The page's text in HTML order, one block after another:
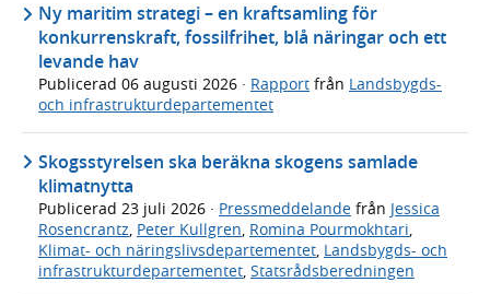
Ny maritim strategi – en kraftsamling för
konkurrenskraft, fossilfrihet, blå näringar och ett
levande hav
Publicerad 06 augusti 2026 · Rapport från Landsbygds-
och infrastrukturdepartementet
Skogsstyrelsen ska beräkna skogens samlade
klimatnytta
Publicerad 23 juli 2026 · Pressmeddelande från Jessica
Rosencrantz, Peter Kullgren, Romina Pourmokhtari,
Klimat- och näringslivsdepartementet, Landsbygds- och
infrastrukturdepartementet, Statsrådsberedningen